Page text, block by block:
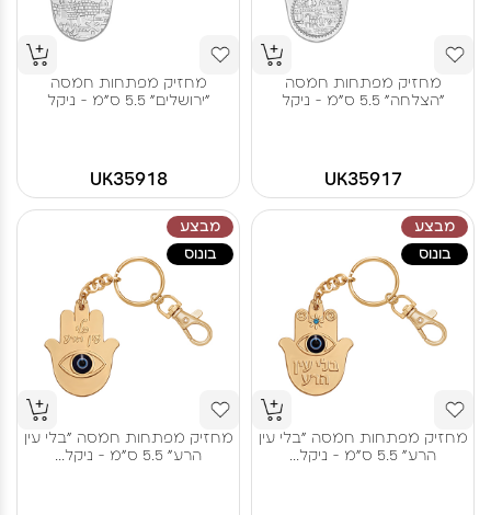
מחזיק מפתחות חמסה
"הצלחה" 5.5 ס"מ - ניקל
UK35917
מחזיק מפתחות חמסה
"ירושלים" 5.5 ס"מ - ניקל
UK35918
מבצע
בונוס
מחזיק מפתחות חמסה "בלי עין
הרע" 5.5 ס"מ - ניקל...
מבצע
בונוס
מחזיק מפתחות חמסה "בלי עין
הרע" 5.5 ס"מ - ניקל...